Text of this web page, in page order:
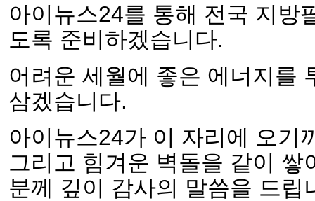
아이뉴스24를 통해 전국 지방
도록 준비하겠습니다.
어려운 세월에 좋은 에너지를
삼겠습니다.
아이뉴스24가 이 자리에 오기
그리고 힘겨운 벽돌을 같이 쌓
분께 깊이 감사의 말씀을 드립